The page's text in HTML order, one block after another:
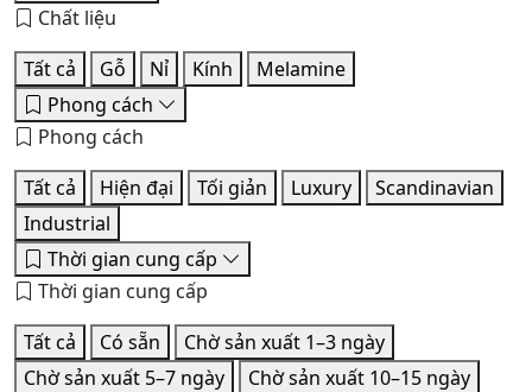
Chất liệu
Tất cả
Gỗ Nỉ Kính
Melamine
Phong cách
Phong cách
Tất cả
Hiện đại Tối giản Luxury
Scandinavian
Industrial
Thời gian cung cấp
Thời gian cung cấp
Tất cả
Có sẵn
Chờ sản xuất 1–3 ngày
Chờ sản xuất 5–7 ngày
Chờ sản xuất 10–15 ngày